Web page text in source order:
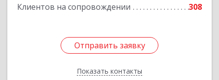
Клиентов на сопровождении 308
Отправить заявку
Показать контакты
Подробнее
Отправить заявку
Назад